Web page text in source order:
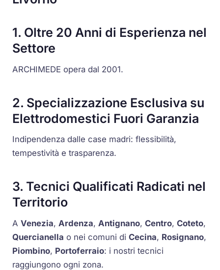
1. Oltre 20 Anni di Esperienza nel
Settore
ARCHIMEDE opera dal 2001.
2. Specializzazione Esclusiva su
Elettrodomestici Fuori Garanzia
Indipendenza dalle case madri: flessibilità,
tempestività e trasparenza.
3. Tecnici Qualificati Radicati nel
Territorio
AVenezia, Ardenza, Antignano,Centro,Coteto,
Quercianella o nei comuni diCecina, Rosignano,
Piombino, Portoferraio: i nostri tecnici
raggiungono ogni zona.